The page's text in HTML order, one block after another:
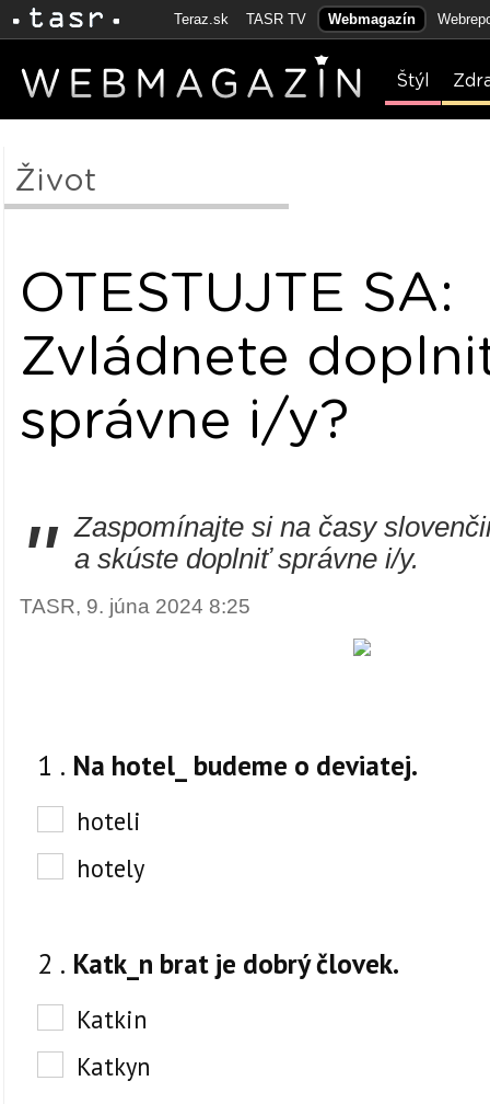
Teraz.sk TASR TV Webmagazín
Štýl
Život
OTESTUJTE SA:
Zvládnete
správne i/y?
"
Zaspomínajte si na časy
a skúste doplniť správne i/y.
TASR, 9. júna 2024 8:25